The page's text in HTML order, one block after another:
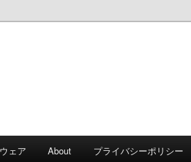
ェア About プライバシーポリシー